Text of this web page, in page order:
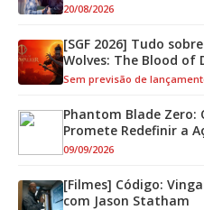
20/08/2026
[SGF 2026] Tudo
Wolves: The Blood of
Sem previsão de
Phantom Blade Zero:
Promete Redefinir a
09/09/2026
[Filmes] Código:
com Jason Statham